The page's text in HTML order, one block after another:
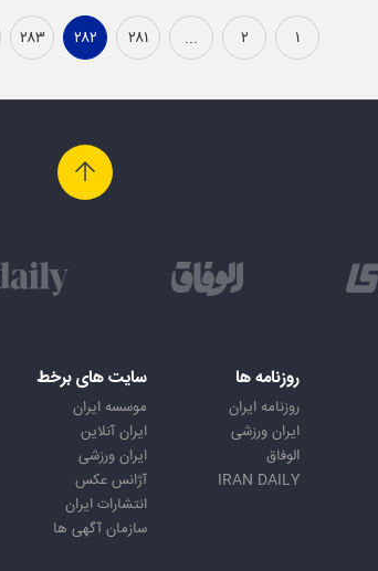
۱ ۲ ... ۲۸۱ ۲۸۲ ۲۸۳
روزنامه ها
روزنامه ایران
ایران ورزشی
الوفاق
IRAN DAILY
سایت های برخط
موسسه ایران
ایران آنلاین
ایران ورزشی
آژانس عکس
انتشارات ایران
سازمان آگهی ها